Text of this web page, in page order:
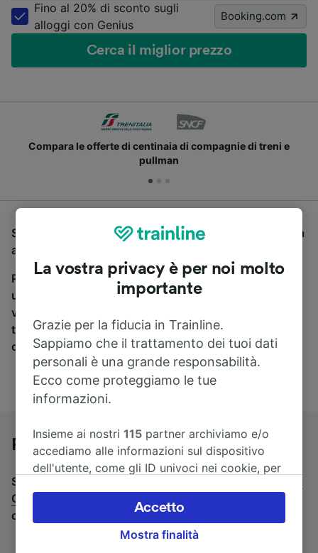
Fino al 20% di sconto sugli
alloggi con Genius
Booking.com
Cerca il miglior prezzo
Compara le offerte di centinaia di compagnie di treni e
pullman
Se stai cercando un pullman per viaggiare da Sulmona
a Caserta, sei nel posto giusto.
Per trovare i biglietti dei pullman, è sufficiente avviare
una ricerca in alto, e compareremo i tempi e i costi del
viaggio in treno e in pullman. Con Trainline puoi
trovare i biglietti per viaggiare con oltre 170
compagnie ferroviarie e dei pullman.
Pullman da Sulmona a Caserta
Stai cercando un viaggio di ritorno? Vai su
Caserta a Sulmona
Se preferisci prendere il treno,
consulta la pagina
treni da Sulmona a Caserta
La vostra privacy è per noi molto
importante
Grazie per la fiducia in Trainline.
Sappiamo che il trattamento dei tuoi dati
personali è una grande responsabilità.
Ecco come proteggiamo le tue
informazioni.
Insieme ai nostri115 partner archiviamo e/o
accediamo alle informazioni sul dispositivo
dell'utente, come gli ID univoci nei cookie, per
accettare o gestire le proprie scelte facendo
clic di seguito, tra cui il proprio diritto di
opporsi sulla base di un interesse legittimo o
Mostra finalità
Accetto